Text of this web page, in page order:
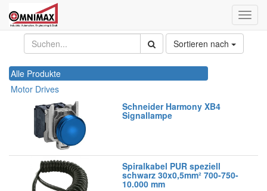
ein-/
Sortieren nach
Alle Produkte
Motor Drives
Schneider Harmony XB4
Signallampe
Spiralkabel PUR speziell
schwarz 30x0,5mm² 700-750-
10.000 mm